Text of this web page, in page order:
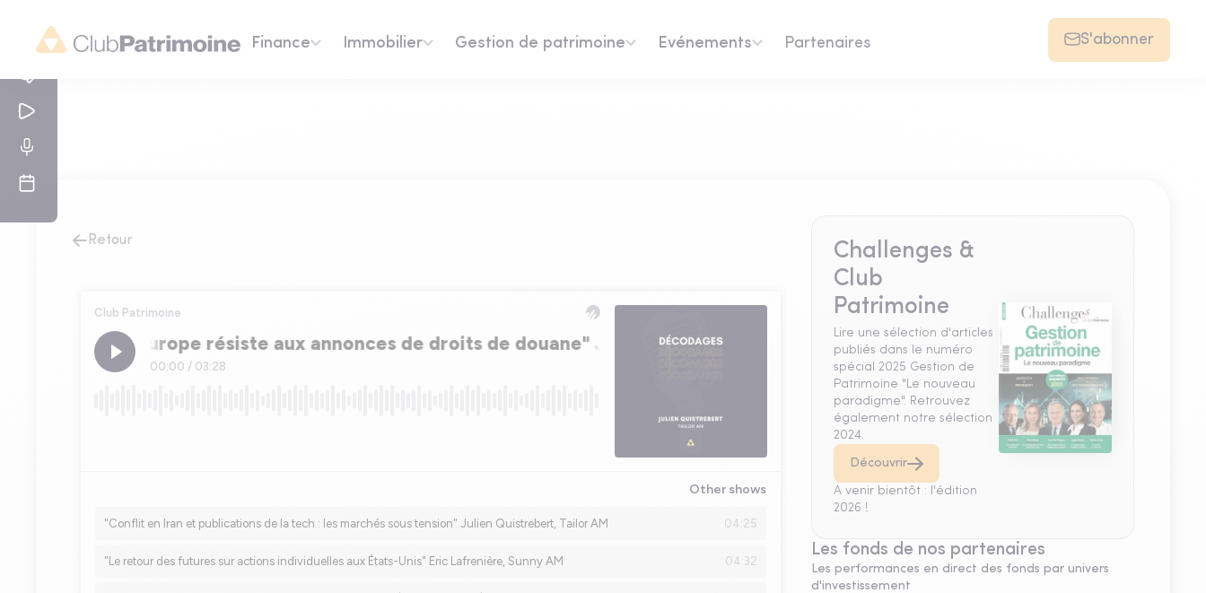
Finance Immobilier Gestion de patrimoine Evénements Partenaires S'abonner
Retour
Challenges &
Club
Patrimoine
Lire une sélection d'articles
publiés dans le numéro
spécial 2025 Gestion de
Patrimoine "Le nouveau
paradigme". Retrouvez
également notre sélection
2024.
Découvrir
A venir bientôt : l'édition
2026 !
Les fonds de nos partenaires
Les performances en direct des fonds par univers
d'investissement